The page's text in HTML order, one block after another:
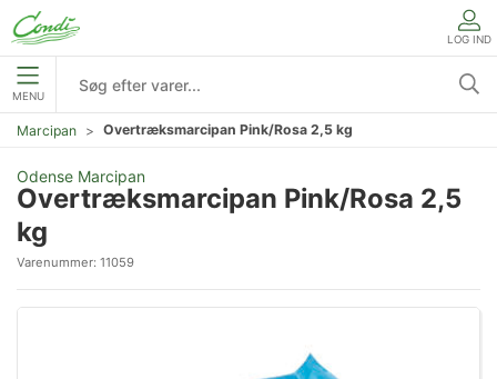
LOG IND
MENU
Marcipan Overtræksmarcipan Pink/Rosa 2,5 kg
Odense Marcipan
Overtræksmarcipan Pink/Rosa 2,5
kg
Varenummer: 11059